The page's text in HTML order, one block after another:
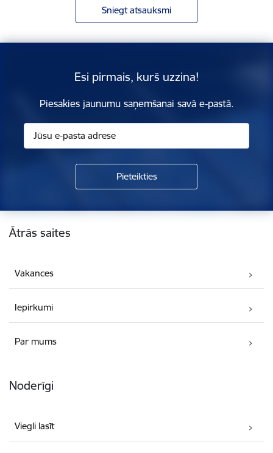
Sniegt atsauksmi
Esi pirmais, kurš uzzina!
Piesakies jaunumu saņemšanai savā e-pastā.
Kājene
Ātrās saites
Vakances
Iepirkumi
Par mums
Noderīgi
Viegli lasīt